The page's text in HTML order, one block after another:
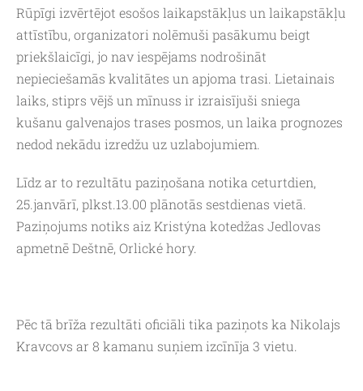
Rūpīgi izvērtējot esošos laikapstākļus un laikapstākļu
attīstību, organizatori nolēmuši pasākumu beigt
priekšlaicīgi, jo nav iespējams nodrošināt
nepieciešamās kvalitātes un apjoma trasi. Lietainais
laiks, stiprs vējš un mīnuss ir izraisījuši sniega
kušanu galvenajos trases posmos, un laika prognozes
nedod nekādu izredžu uz uzlabojumiem.
Līdz ar to rezultātu paziņošana notika ceturtdien,
25.janvārī, plkst.13.00 plānotās sestdienas vietā.
Paziņojums notiks aiz Kristýna kotedžas Jedlovas
apmetnē Deštnē, Orlické hory.
Pēc tā brīža rezultāti oficiāli tika paziņots ka Nikolajs
Kravcovs ar 8 kamanu suņiem izcīnīja 3 vietu.